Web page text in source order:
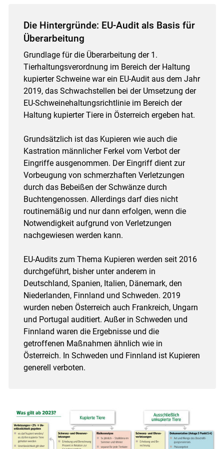
Skip to main content
Die Hintergründe: EU-Audit als Basis für
Überarbeitung
Grundlage für die Überarbeitung der 1.
Tierhaltungsverordnung im Bereich der Haltung
kupierter Schweine war ein EU-Audit aus dem Jahr
2019, das Schwachstellen bei der Umsetzung der
EU-Schweinehaltungsrichtlinie im Bereich der
Haltung kupierter Tiere in Österreich ergeben hat.
Grundsätzlich ist das Kupieren wie auch die
Kastration männlicher Ferkel vom Verbot der
Eingriffe ausgenommen. Der Eingriff dient zur
Vorbeugung von schmerzhaften Verletzungen
durch das Bebeißen der Schwänze durch
Buchtengenossen. Allerdings darf dies nicht
routinemäßig und nur dann erfolgen, wenn die
Notwendigkeit aufgrund von Verletzungen
nachgewiesen werden kann.
EU-Audits zum Thema Kupieren werden seit 2016
durchgeführt, bisher unter anderem in
Deutschland, Spanien, Italien, Dänemark, den
Niederlanden, Finnland und Schweden. 2019
wurden neben Österreich auch Frankreich, Ungarn
und Portugal auditiert. Außer in Schweden und
Finnland waren die Ergebnisse und die
getroffenen Maßnahmen ähnlich wie in
Österreich. In Schweden und Finnland ist Kupieren
generell verboten.